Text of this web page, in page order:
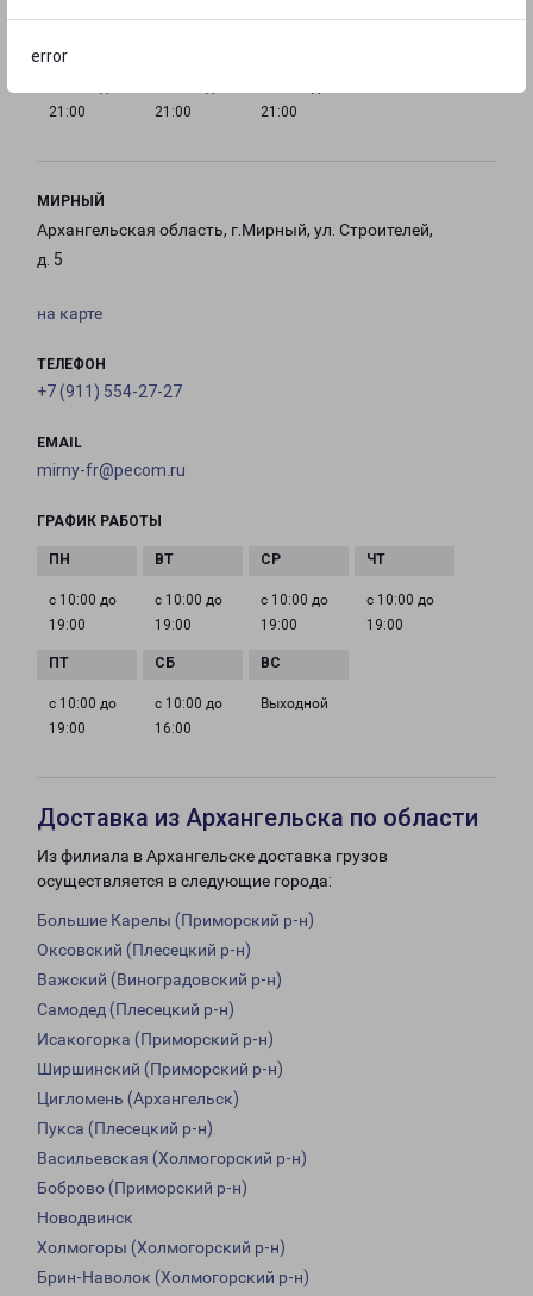
error
21:00
21:00
21:00
МИРНЫЙ
Архангельская область, г.Мирный, ул. Строителей,
д. 5
на карте
ТЕЛЕФОН
+7 (911) 554-27-27
EMAIL
mirny-fr@pecom.ru
ГРАФИК РАБОТЫ
с 10:00 до
19:00
с 10:00 до
19:00
с 10:00 до
19:00
с 10:00 до
19:00
с 10:00 до
19:00
с 10:00 до
16:00
Выходной
Доставка из Архангельска по области
Из филиала в Архангельске доставка грузов
осуществляется в следующие города:
Большие Карелы (Приморский р-н)
Оксовский (Плесецкий р-н)
Важский (Виноградовский р-н)
Самодед (Плесецкий р-н)
Исакогорка (Приморский р-н)
Ширшинский (Приморский р-н)
Цигломень (Архангельск)
Пукса (Плесецкий р-н)
Васильевская (Холмогорский р-н)
Боброво (Приморский р-н)
Новодвинск
Холмогоры (Холмогорский р-н)
Брин-Наволок (Холмогорский р-н)